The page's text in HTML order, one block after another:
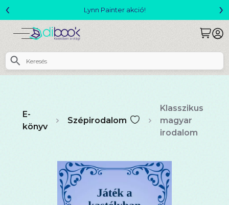
Megjelent! L. J. Shen: Legvadabb álmaimban szeretlek
‹ ›
E-
könyv
Szépirodalom
Klasszikus
magyar
irodalom